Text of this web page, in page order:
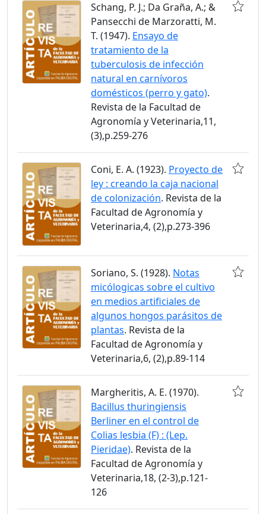
Schang, P. J.; Da Graña, A.; &
Pansecchi de Marzoratti, M.
T. (1947). Ensayo de
tratamiento de la
tuberculosis de infección
natural en carnívoros
domésticos (perro y gato).
Revista de la Facultad de
Agronomía y Veterinaria,11,
(3),p.259-276
Coni, E. A. (1923). Proyecto de
ley : creando la caja nacional
de colonización. Revista de la
Facultad de Agronomía y
Veterinaria,4, (2),p.273-396
Soriano, S. (1928). Notas
micólogicas sobre el cultivo
en medios artificiales de
algunos hongos parásitos de
plantas. Revista de la
Facultad de Agronomía y
Veterinaria,6, (2),p.89-114
Margheritis, A. E. (1970).
Bacillus thuringiensis
Berliner en el control de
Colias lesbia (F) : (Lep.
Pieridae). Revista de la
Facultad de Agronomía y
Veterinaria,18, (2-3),p.121-
126